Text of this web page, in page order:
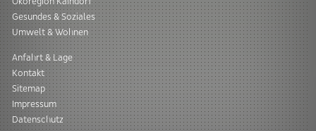
Gesundes & Soziales
Umwelt & Wohnen
Anfahrt & Lage
Kontakt
Sitemap
Impressum
Datenschutz